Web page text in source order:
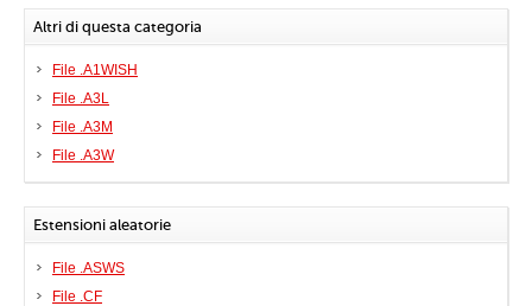
Altri di questa categoria
File .A1WISH
File .A3L
File .A3M
File .A3W
Estensioni aleatorie
File .ASWS
File .CF